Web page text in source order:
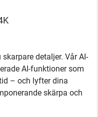
detaljer. Vår AI-
AI-funktioner som
– och lyfter dina
skärpa och